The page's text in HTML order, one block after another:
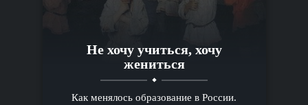
Не хочу учиться, хочу
жениться
Как менялось образование в России.